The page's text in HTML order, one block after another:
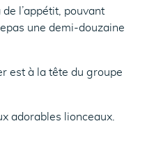
l’appétit, pouvant
une demi-douzaine
est à la tête du groupe
adorables lionceaux.